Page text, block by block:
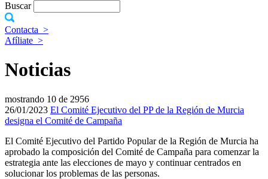
Buscar
Contacta >
Afíliate >
Noticias
mostrando 10 de 2956
26/01/2023 El Comité Ejecutivo del PP de la Región de Murcia
designa el Comité de Campaña
El Comité Ejecutivo del Partido Popular de la Región de Murcia ha
aprobado la composición del Comité de Campaña para comenzar la
estrategia ante las elecciones de mayo y continuar centrados en
solucionar los problemas de las personas.